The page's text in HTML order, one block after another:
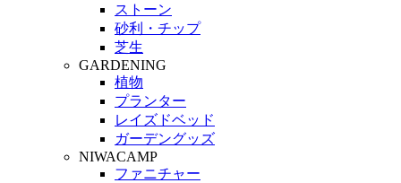
ストーン
砂利・チップ
芝生
GARDENING
植物
プランター
レイズドベッド
ガーデングッズ
NIWACAMP
ファニチャー